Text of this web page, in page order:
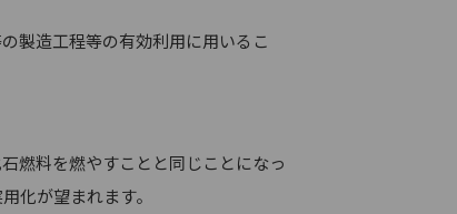
製造工程等の有効利用に用いるこ
燃料を燃やすことと同じことになっ
化が望まれます。